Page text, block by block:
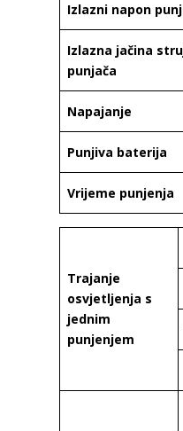
Izlazni napon
Izlazna jačina
punjača
Napajanje
Punjiva baterija
Vrijeme punjenja
Trajanje
osvjetljenja s
jednim
punjenjem